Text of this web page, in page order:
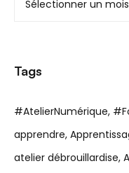
Tags
#AtelierNumérique
apprendre
atelier débrouillardise